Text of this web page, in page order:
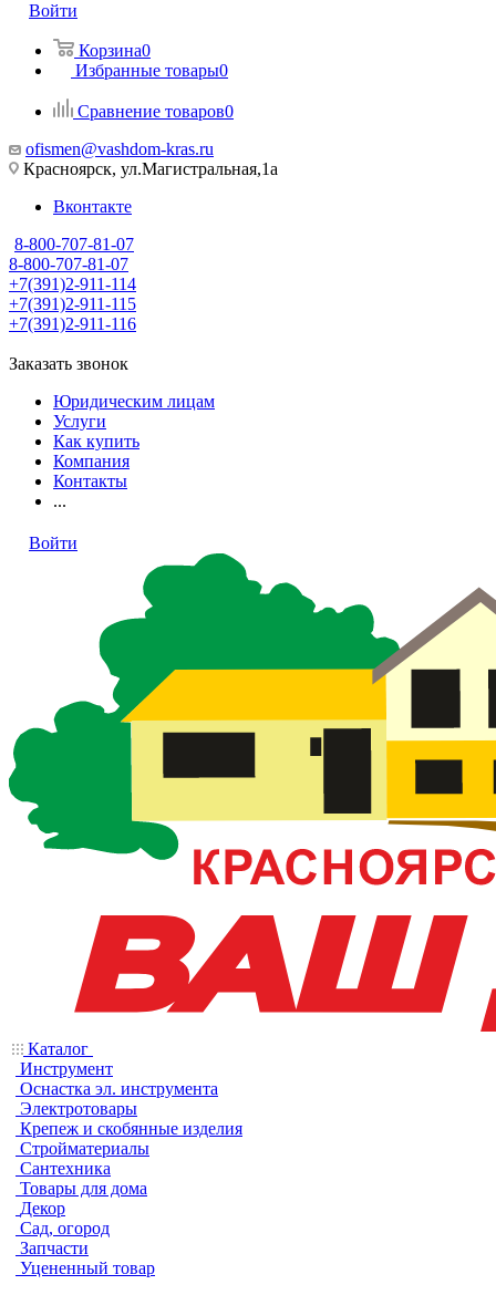
Войти
Корзина0
Избранные товары0
Сравнение товаров0
ofismen@vashdom-kras.ru
Красноярск, ул.Магистральная,1а
Вконтакте
8-800-707-81-07
8-800-707-81-07
+7(391)2-911-114
+7(391)2-911-115
+7(391)2-911-116
Заказать звонок
Юридическим лицам
Услуги
Как купить
Компания
Контакты
...
Войти
Каталог
Инструмент
Оснастка эл. инструмента
Электротовары
Крепеж и скобянные изделия
Стройматериалы
Сантехника
Товары для дома
Декор
Сад, огород
Запчасти
Уцененный товар